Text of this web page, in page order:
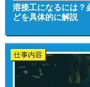
溶接工になるには？
どを具体的に解説
仕事内容